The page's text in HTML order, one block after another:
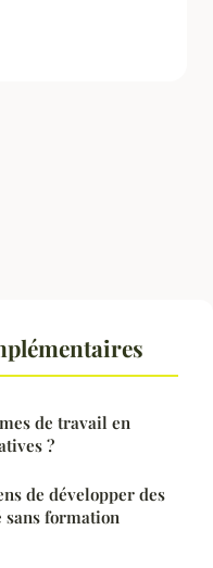
de travail en
?
de développer des
sans formation